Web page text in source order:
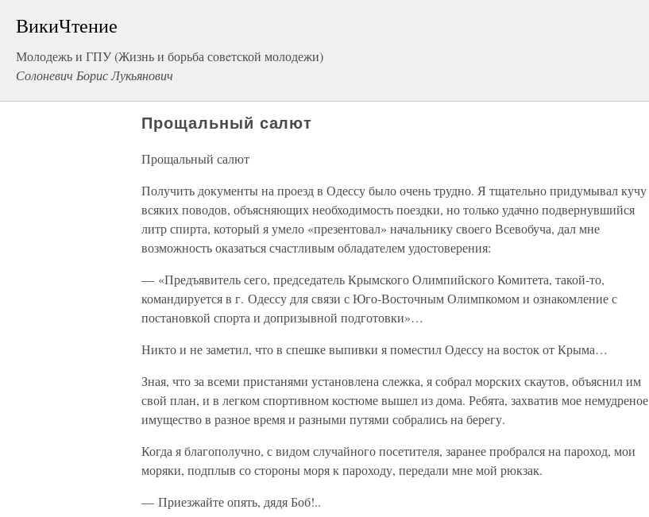
ВикиЧтение
Молодежь и ГПУ (Жизнь и борьба совeтской молодежи)
Солоневич Борис Лукьянович
Прощальный салют
Прощальный салют
Получить документы на проезд в Одессу было очень трудно. Я тщательно придумывал кучу
всяких поводов, объясняющих необходимость поездки, но только удачно подвернувшийся
литр спирта, который я умело «презентовал» начальнику своего Всевобуча, дал мне
возможность оказаться счастливым обладателем удостоверения:
— «Предъявитель сего, председатель Крымского Олимпийского Комитета, такой-то,
командируется в г. Одессу для связи с Юго-Восточным Олимпкомом и ознакомление с
постановкой спорта и допризывной подготовки»…
Никто и не заметил, что в спешке выпивки я поместил Одессу на восток от Крыма…
Зная, что за всеми пристанями установлена слежка, я собрал морских скаутов, объяснил им
свой план, и в легком спортивном костюме вышел из дома. Ребята, захватив мое немудреное
имущество в разное время и разными путями собрались на берегу.
Когда я благополучно, с видом случайного посетителя, заранее пробрался на пароход, мои
моряки, подплыв со стороны моря к пароходу, передали мне мой рюкзак.
— Приезжайте опять, дядя Боб!..